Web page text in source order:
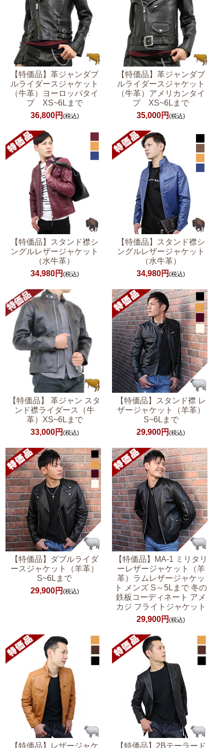
【特価品】革ジャンダブ
ルライダースジャケット
（牛革）ヨーロッパタイ
プ XS~6Lまで
36,800円 (税込)
【特価品】革ジャンダブ
ルライダースジャケット
（牛革）アメリカンタイ
プ XS~6Lまで
35,000円(税込)
【特価品】スタンド襟シ
ングルレザージャケット
（水牛革）
34,980円 (税込)
【特価品】スタンド襟シ
ングルレザージャケット
（水牛革）
34,980円(税込)
【特価品】 革ジャン スタ
ンド襟ライダース（牛
革）XS~6Lまで
33,000円 (税込)
【特価品】スタンド襟 レ
ザージャケット（羊革）
S~6Lまで
29,900円(税込)
【特価品】ダブルライダ
ースジャケット（羊革）
S~6Lまで
29,900円 (税込)
【特価品】MA-1 ミリタリ
ーレザージャケット（羊
革）ラムレザージャケッ
ト メンズ S～5Lまで 冬の
鉄板コーディネート アメ
カジ フライトジャケット
29,900円(税込)
【特価品】レザージャケ 【特価品】2Bテーラード